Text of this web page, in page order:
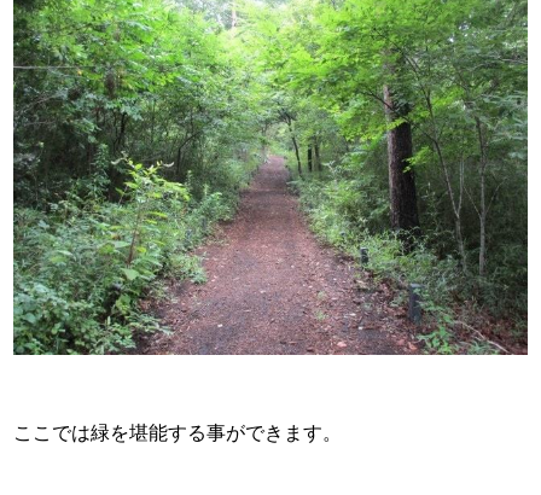
ここでは緑を堪能する事ができます。